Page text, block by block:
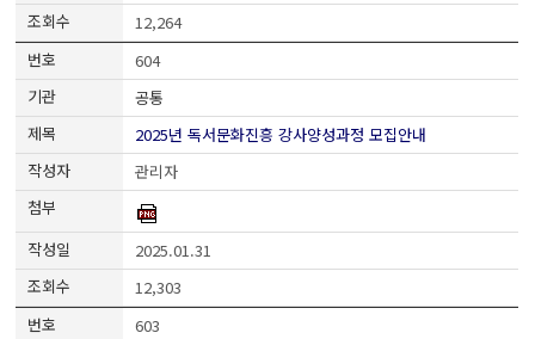
12,264
604
공통
2025년 독서문화진흥 강사양성과정 모집안내
관리자
2025.01.31
12,303
603